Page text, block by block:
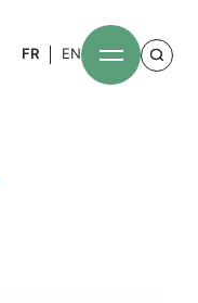
FR EN